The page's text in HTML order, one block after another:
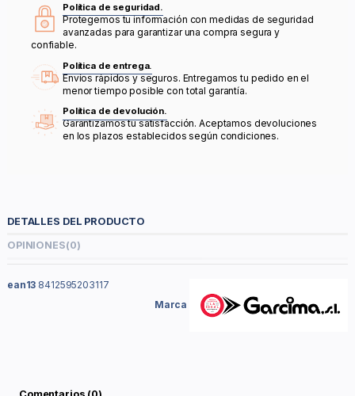
Política de seguridad.
Protegemos tu información con medidas de seguridad
avanzadas para garantizar una compra segura y
confiable.
Política de entrega.
Envíos rápidos y seguros. Entregamos tu pedido en el
menor tiempo posible con total garantía.
Política de devolución.
Garantizamos tu satisfacción. Aceptamos devoluciones
en los plazos establecidos según condiciones.
DETALLES DEL PRODUCTO
OPINIONES(0)
Marca
ean13 8412595203117